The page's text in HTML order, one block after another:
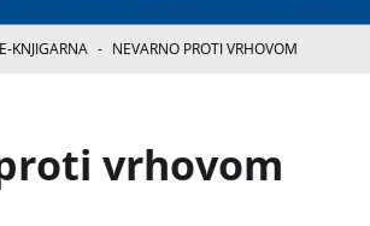
E-KNJIGARNA - NEVARNO PROTI VRHOVOM
vrhovom